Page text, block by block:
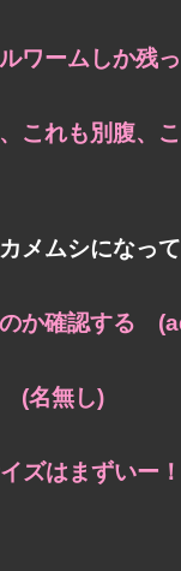
ワームしか残
これも別腹、
メムシになっ
か確認する
(名無し)
ズはまずいー